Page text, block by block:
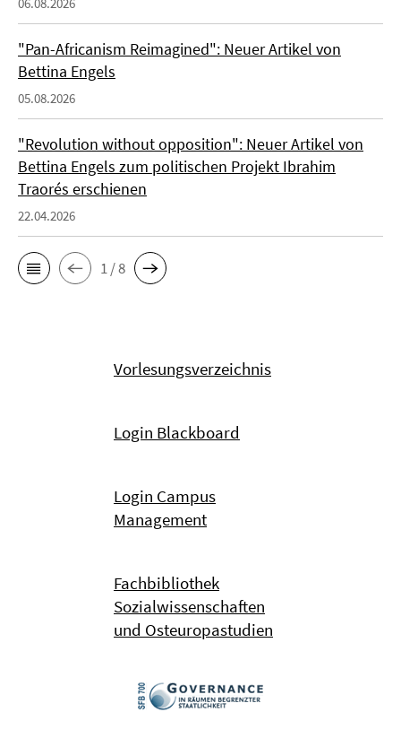
"Pan-Africanism Reimagined": Neuer Artikel von
Bettina Engels
05.08.2026
"Revolution without opposition": Neuer Artikel von
Bettina Engels zum politischen Projekt Ibrahim
Traorés erschienen
22.04.2026
1 / 8
Vorlesungsverzeichnis
Login Blackboard
Login Campus
Management
Fachbibliothek
Sozialwissenschaften
und Osteuropastudien